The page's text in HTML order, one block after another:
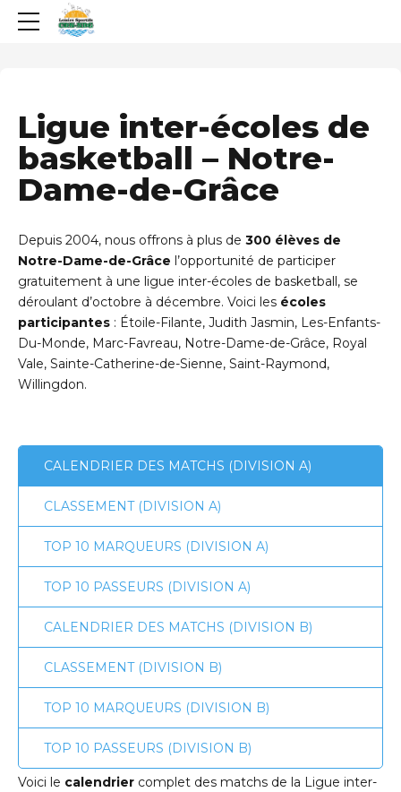
Ligue inter-écoles de
basketball – Notre-
Dame-de-Grâce
Depuis 2004, nous offrons à plus de 300 élèves de
Notre-Dame-de-Grâce l’opportunité de participer
gratuitement à une ligue inter-écoles de basketball, se
déroulant d’octobre à décembre. Voici les écoles
participantes : Étoile-Filante, Judith Jasmin, Les-Enfants-
Du-Monde, Marc-Favreau, Notre-Dame-de-Grâce, Royal
Vale, Sainte-Catherine-de-Sienne, Saint-Raymond,
Willingdon.
CALENDRIER DES MATCHS (DIVISION A)
CLASSEMENT (DIVISION A)
TOP 10 MARQUEURS (DIVISION A)
TOP 10 PASSEURS (DIVISION A)
CALENDRIER DES MATCHS (DIVISION B)
CLASSEMENT (DIVISION B)
TOP 10 MARQUEURS (DIVISION B)
TOP 10 PASSEURS (DIVISION B)
Voici le calendrier complet des matchs de la Ligue inter-